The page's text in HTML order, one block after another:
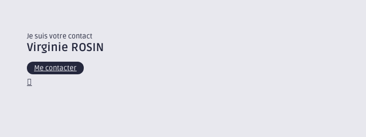
Je suis votre contact
Virginie ROSIN
Me contacter